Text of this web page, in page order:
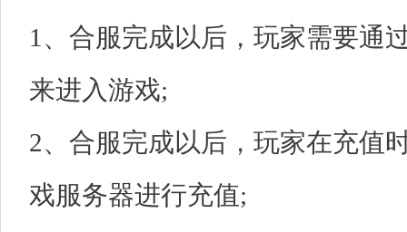
1、合服完成以后，玩家需要通
来进入游戏;
2、合服完成以后，玩家在充值
戏服务器进行充值;